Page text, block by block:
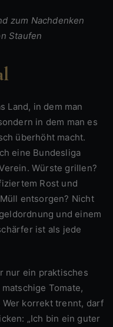
Staufen
in dem man es
überhöht macht.
eine Bundesliga
Würste grillen?
Rost und
entsorgen? Nicht
und einem
ist als jede
Tomate,
korrekt trennt, darf
„Ich bin ein guter